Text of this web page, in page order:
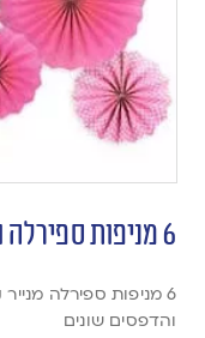
6 מניפות ספירלה ורוד
6 מניפות ספירלה
והדפסים שונים